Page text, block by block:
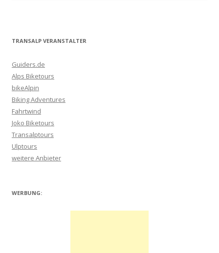
TRANSALP VERANSTALTER
Guiders.de
Alps Biketours
bikeAlpin
Biking Adventures
Fahrtwind
Joko Biketours
Transalptours
Ulptours
weitere Anbieter
WERBUNG: